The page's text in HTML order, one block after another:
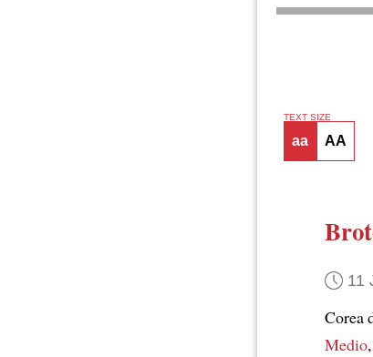
TEXT SIZE
aa AA
11
Corea
Medio